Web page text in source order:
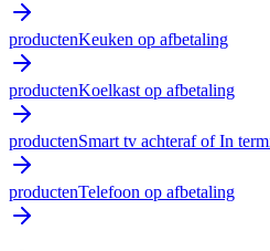
productenKeuken op afbetaling
productenKoelkast op afbetaling
productenSmart tv achteraf of In
productenTelefoon op afbetaling